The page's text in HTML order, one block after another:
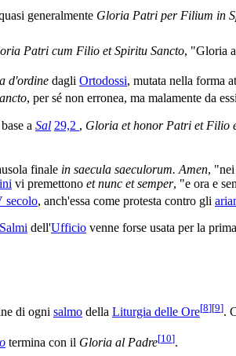
generalmente Gloria Patri per Filium in
Patri cum Filio et Spiritu Sancto, "Gloria
d'ordine dagli Ortodossi, mutata nella forma
, per sé non erronea, ma malamente da
a Sal 29,2 , Gloria et honor Patri et Filio
finale in saecula saeculorum. Amen,
vi premettono et nunc et semper, "e ora e
secolo, anch'essa come protesta contro gli
Salmi dell'Ufficio venne forse usata per la
di ogni salmo della Liturgia delle Ore[8][9].
termina con il Gloria al Padre[10].